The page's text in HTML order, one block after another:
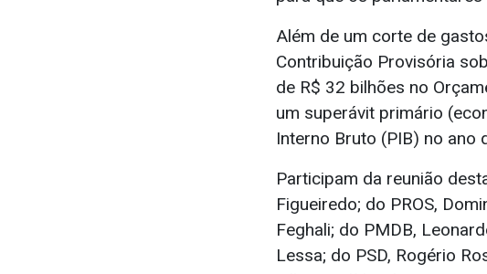
Além de um corte de
Contribuição Provisória
de R$ 32 bilhões no
um superávit primário
Interno Bruto (PIB) no ano
Participam da reunião
Figueiredo; do PROS,
Feghali; do PMDB,
Lessa; do PSD, Rogério